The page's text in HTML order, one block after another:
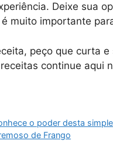
Deixe sua
muito importante
peço que curta
continue aqui
o poder desta
de Frango